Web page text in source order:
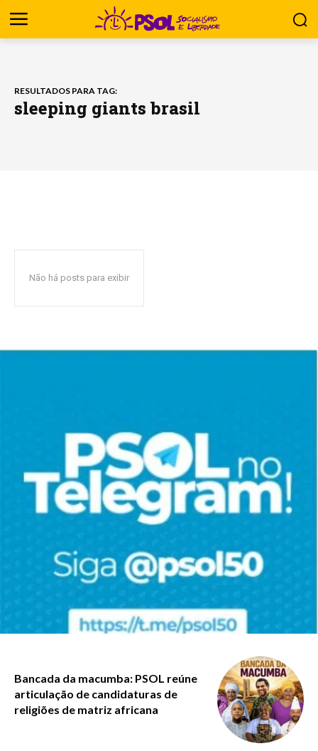
RESULTADOS PARA TAG:
sleeping giants brasil
Não há posts para exibir
Bancada da macumba: PSOL reúne
articulação de candidaturas de
religiões de matriz africana